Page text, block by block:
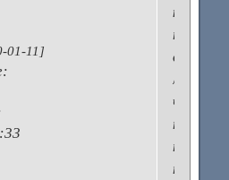
01-11]
конечно,
он
любит
что-
то